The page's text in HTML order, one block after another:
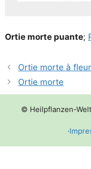
Ortie mor­te puan­te;
Ortie morte à
Ortie morte
© Heilpflanzen-
·